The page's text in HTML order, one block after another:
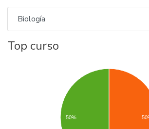
Biología
Top curso
50%